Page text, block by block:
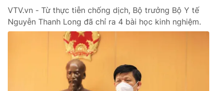
VTV.vn - Từ thực tiễn chống dịch, Bộ trưởng Bộ Y tế
Nguyễn Thanh Long đã chỉ ra 4 bài học kinh nghiệm.